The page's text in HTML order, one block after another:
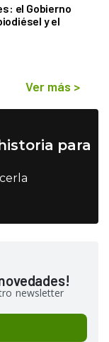
el Gobierno
y el
Ver más >
para
newsletter